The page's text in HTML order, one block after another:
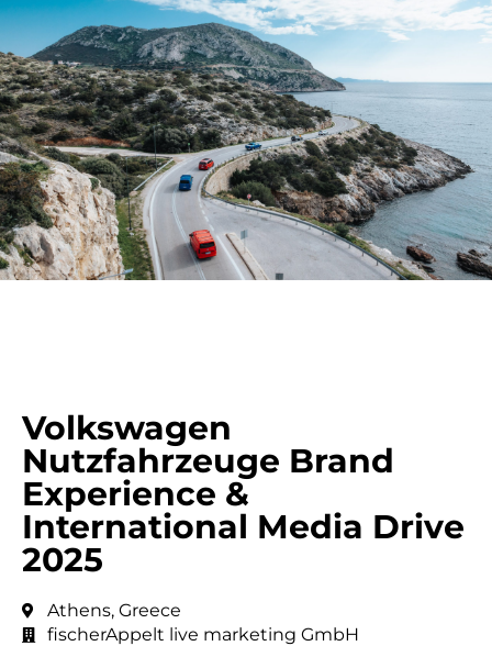
Volkswagen
Nutzfahrzeuge Brand
Experience &
International Media Drive
2025
Athens, Greece
fischerAppelt live marketing GmbH